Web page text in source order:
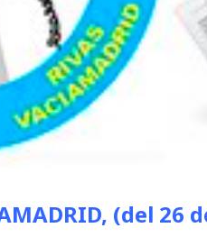
(del 26